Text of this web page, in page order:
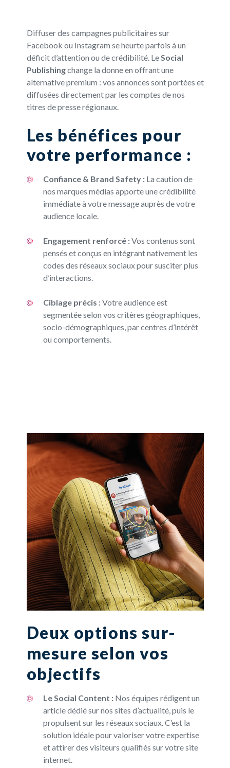
Diffuser des campagnes publicitaires sur
Facebook ou Instagram se heurte parfois à un
déficit d’attention ou de crédibilité. Le Social
Publishingchange la donne en offrant une
alternative premium : vos annonces sont portées et
diffusées directement par les comptes de nos
titres de presse régionaux.
Les bénéfices pour
votre performance :
Confiance & Brand Safety :La caution de
nos marques médias apporte une crédibilité
immédiate à votre message auprès de votre
audience locale.
Engagement renforcé :Vos contenus sont
pensés et conçus en intégrant nativement les
codes des réseaux sociaux pour susciter plus
d’interactions.
Ciblage précis :Votre audience est
segmentée selon vos critères géographiques,
socio-démographiques, par centres d’intérêt
ou comportements.
Deux options sur-
mesure selon vos
objectifs
Le Social Content :Nos équipes rédigent un
article dédié sur nos sites d’actualité, puis le
propulsent sur les réseaux sociaux. C’est la
solution idéale pour valoriser votre expertise
et attirer des visiteurs qualifiés sur votre site
internet.